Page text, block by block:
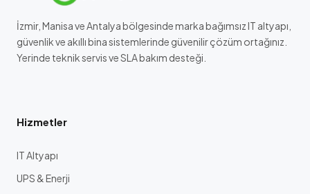
İzmir, Manisa ve Antalya bölgesinde marka bağımsız IT altyapı,
güvenlik ve akıllı bina sistemlerinde güvenilir çözüm ortağınız.
Yerinde teknik servis ve SLA bakım desteği.
Hizmetler
IT Altyapı
UPS & Enerji